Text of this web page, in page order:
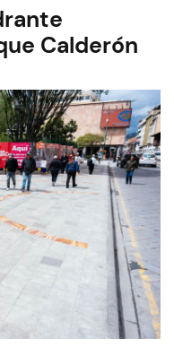
Calderón